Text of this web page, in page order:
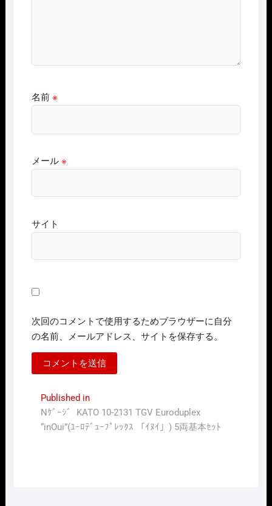
名前 ※
メール ※
サイト
次回のコメントで使用するためブラウザーに自分
の名前、メールアドレス、サイトを保存する。
投
稿
Published in
Nｹﾞｰｼﾞ KATO 10-2131 TGV Euroduplex
“inOui”(ﾕｰﾛﾃﾞｭｰﾌﾟﾚｯｸｽ 「ｲﾇｲ」) 5両基本ｾｯﾄ